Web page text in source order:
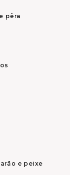
pêra
e peixe